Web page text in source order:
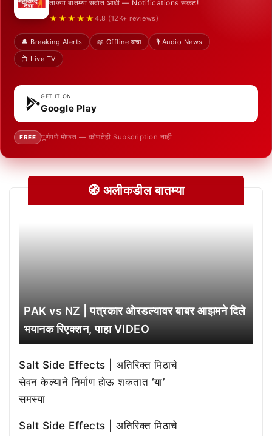
ताज्या बातम्या सर्वात आधी — Notifications सकट!
★★★★★ 4.8 (12K+ reviews)
🔔 Breaking Alerts 📖 Offline वाचा
🎙️ Audio News
📺 Live TV
GET IT ON
Google Play
FREE पूर्णपणे मोफत — कोणतेही Subscription नाही
🧭 अलीकडील बातम्या
PAK vs NZ | पत्रकार ओरडल्यावर बाबर आझमने दिले
भयानक रिएक्शन, पाहा VIDEO
Salt Side Effects | अतिरिक्त मिठाचे
सेवन केल्याने निर्माण होऊ शकतात ‘या’
समस्या
Salt Side Effects | अतिरिक्त मिठाचे